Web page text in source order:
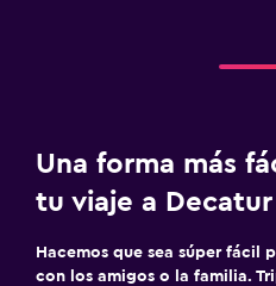
Una forma más
tu viaje a
Hacemos que sea súper fácil
con los amigos o la familia.